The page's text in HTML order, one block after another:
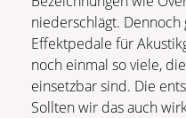
niederschlägt. Dennoch
Effektpedale für
noch einmal so viele,
einsetzbar sind. Die
Sollten wir das auch